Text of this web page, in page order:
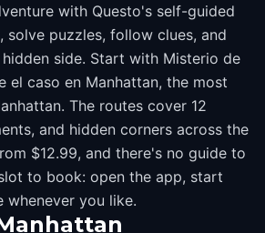
with Questo's self-guided
solve puzzles, follow clues, and
side. Start with Misterio de
el caso en Manhattan, the most
The routes cover 12
and hidden corners across the
$12.99, and there's no guide to
to book: open the app, start
whenever you like.